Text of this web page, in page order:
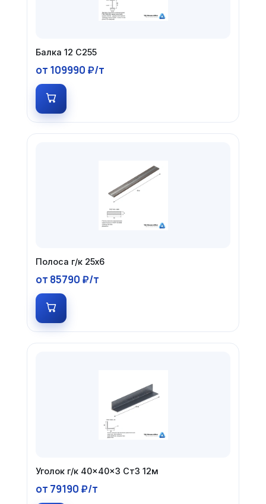
Балка 12 С255
от 109990 ₽/т
Полоса г/к 25х6
от 85790 ₽/т
Уголок г/к 40×40×3 Ст3 12м
от 79190 ₽/т